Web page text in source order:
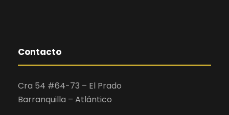
Contacto
Cra 54 #64-73 – El Prado
Barranquilla – Atlántico